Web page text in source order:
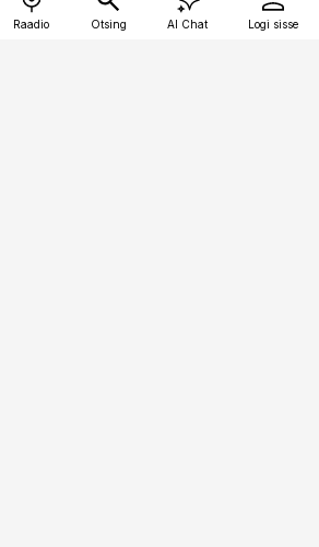
Raadio Otsing AI Chat Logi sisse